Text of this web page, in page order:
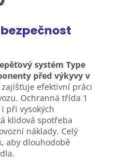
systém Type
před výkyvy v
zajišťuje efektivní práci
Ochranná třída 1
při vysokých
klidová spotřeba
náklady. Celý
aby dlouhodobě